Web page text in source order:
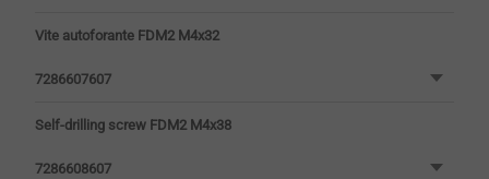
Vite autoforante FDM2 M4x32
7286607607
Self-drilling screw FDM2 M4x38
7286608607